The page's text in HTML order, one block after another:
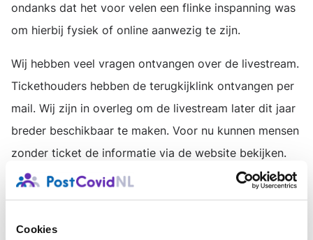
Cookies
ondanks dat het voor velen een flinke inspanning was
om hierbij fysiek of online aanwezig te zijn.
Wij hebben veel vragen ontvangen over de livestream.
Tickethouders hebben de terugkijklink ontvangen per
mail. Wij zijn in overleg om de livestream later dit jaar
breder beschikbaar te maken. Voor nu kunnen mensen
zonder ticket de informatie via de website bekijken.
Een complete samenvatting van alle sprekers en